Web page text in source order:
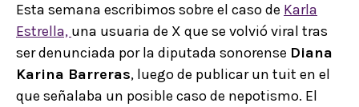
Esta semana escribimos sobre el caso de Karla
Estrella, una usuaria de X que se volvió viral tras
ser denunciada por la diputada sonorense Diana
Karina Barreras, luego de publicar un tuit en el
que señalaba un posible caso de nepotismo. El